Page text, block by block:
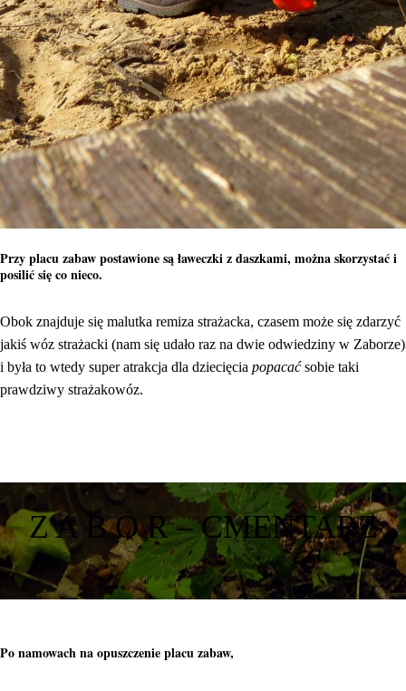
Przy placu zabaw postawione są ławeczki z daszkami, można skorzystać i
posilić się co nieco.
Obok znajduje się malutka remiza strażacka, czasem może się zdarzyć
jakiś wóz strażacki (nam się udało raz na dwie odwiedziny w Zaborze)
i była to wtedy super atrakcja dla dziecięcia popacaćsobie taki
prawdziwy strażakowóz.
Z A B Ó R – CMENTARZ
Po namowach na opuszczenie placu zabaw,